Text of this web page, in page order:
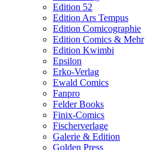
Edition 52
Edition Ars Tempus
Edition Comicographie
Edition Comics & Mehr
Edition Kwimbi
Epsilon
Erko-Verlag
Ewald Comics
Fanpro
Felder Books
Finix-Comics
Fischerverlage
Galerie & Edition
Golden Press